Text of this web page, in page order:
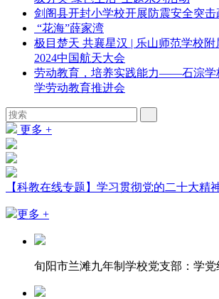
剑阁县开封小学校开展防震安全突
“花海”薛家湾
极目楚天 共襄星汉 | 乐山师范学校
2024中国航天大会
劳动教育，培养实践能力——石淙学
学劳动教育推进会
更多 +
【科教在线专题】学习贯彻党的二十大精
更多 +
旬阳市兰滩九年制学校党支部：学